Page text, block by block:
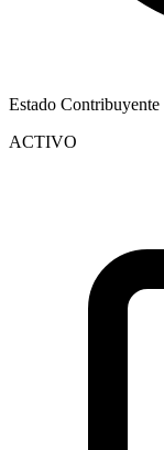
Estado Contribuyente
ACTIVO